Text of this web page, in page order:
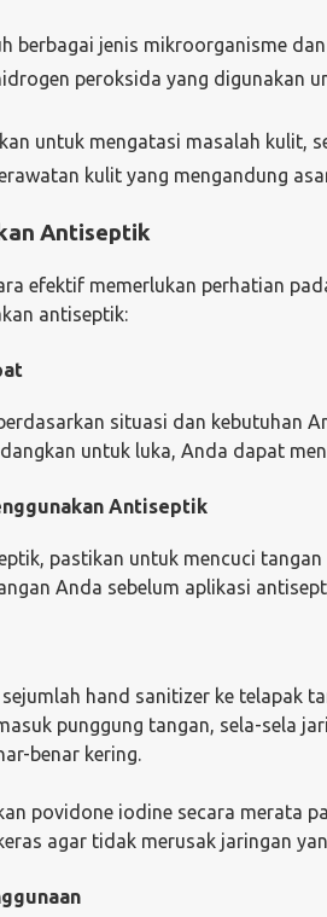
berbagai jenis mikroorganisme
peroksida yang digunakan
untuk mengatasi masalah kulit,
kulit yang mengandung
Antiseptik
efektif memerlukan perhatian
antiseptik:
situasi dan kebutuhan
untuk luka, Anda dapat
Antiseptik
pastikan untuk mencuci
Anda sebelum aplikasi
sejumlah hand sanitizer ke telapak
punggung tangan, sela-sela
benar kering.
povidone iodine secara merata
agar tidak merusak jaringan